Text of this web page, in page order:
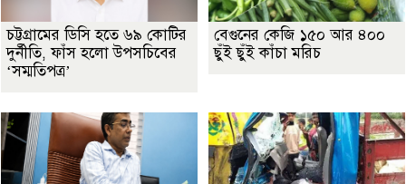
চট্টগ্রামের ডিসি হতে ৬৯ কোটির
দুর্নীতি, ফাঁস হলো উপসচিবের
‘সম্মতিপত্র’
বেগুনের কেজি ১৫০ আর ৪০০
ছুঁই ছুঁই কাঁচা মরিচ